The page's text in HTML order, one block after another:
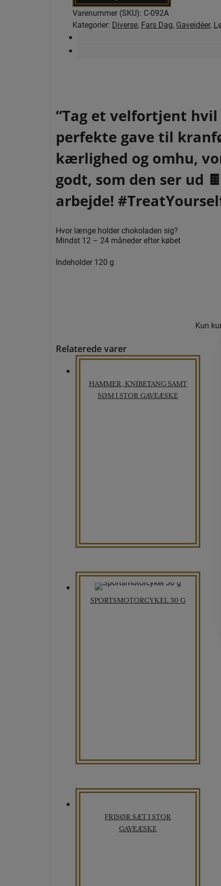
look
(3
stk.
Varenummer (SKU): C-092A
Kategorier: Diverse, Fars Dag, Gaveidéer,
“Tag et velfortjent
perfekte gave til
kærlighed og omhu,
godt, som den ser ud
arbejde!
Hvor længe holder chokoladen sig?
Mindst 12 – 24 måneder efter købet
Indeholder 120 g
Kun
Relaterede varer
HAMMER, KNIBETANG SAMT
SØM I STOR GAVEÆSKE
SPORTSMOTORCYKEL 30 G
FRISØR SÆT I STOR
GAVEÆSKE